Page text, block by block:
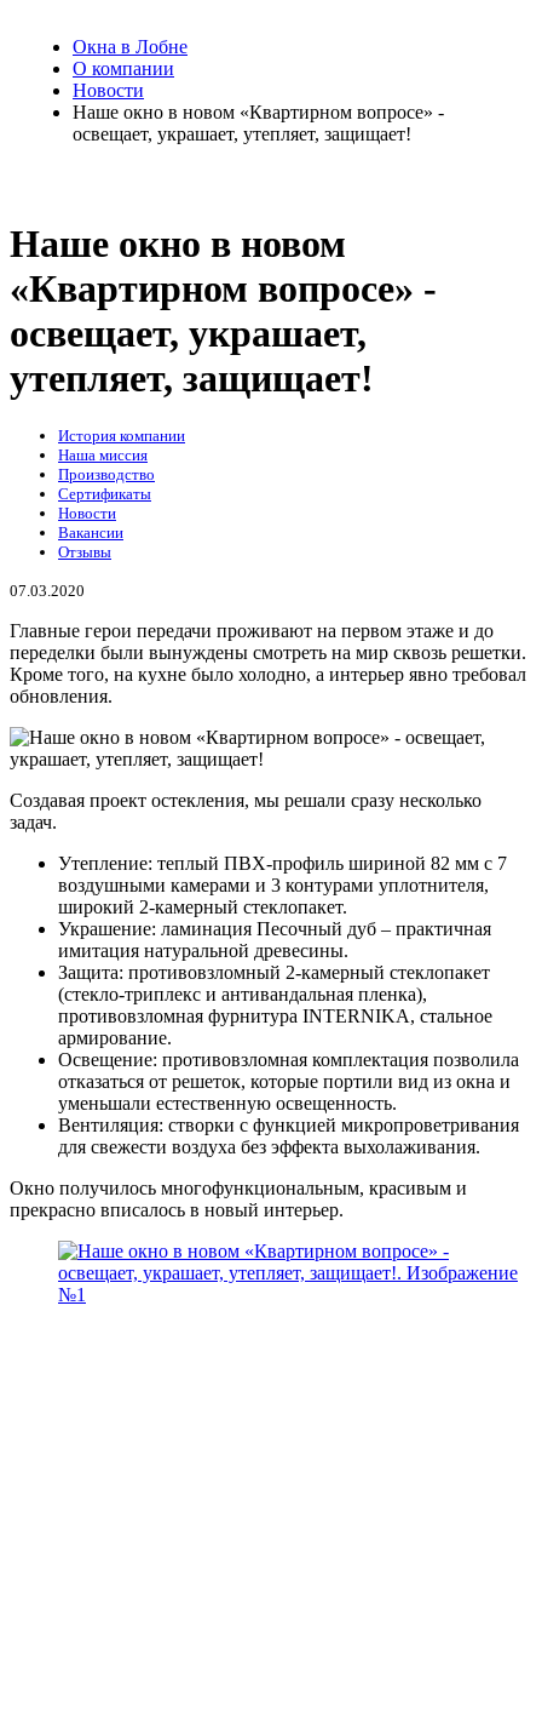
Окна в Лобне
О компании
Новости
Наше окно в новом «Квартирном вопросе» -
освещает, украшает, утепляет, защищает!
Наше окно в новом
«Квартирном вопросе» -
освещает, украшает,
утепляет, защищает!
История компании
Наша миссия
Производство
Сертификаты
Новости
Вакансии
Отзывы
07.03.2020
Главные герои передачи проживают на первом этаже и до
переделки были вынуждены смотреть на мир сквозь решетки.
Кроме того, на кухне было холодно, а интерьер явно требовал
обновления.
Создавая проект остекления, мы решали сразу несколько
задач.
Утепление: теплый ПВХ-профиль шириной 82 мм с 7
воздушными камерами и 3 контурами уплотнителя,
широкий 2-камерный стеклопакет.
Украшение: ламинация Песочный дуб – практичная
имитация натуральной древесины.
Защита: противовзломный 2-камерный стеклопакет
(стекло-триплекс и антивандальная пленка),
противовзломная фурнитура INTERNIKA, стальное
армирование.
Освещение: противовзломная комплектация позволила
отказаться от решеток, которые портили вид из окна и
уменьшали естественную освещенность.
Вентиляция: створки с функцией микропроветривания
для свежести воздуха без эффекта выхолаживания.
Окно получилось многофункциональным, красивым и
прекрасно вписалось в новый интерьер.